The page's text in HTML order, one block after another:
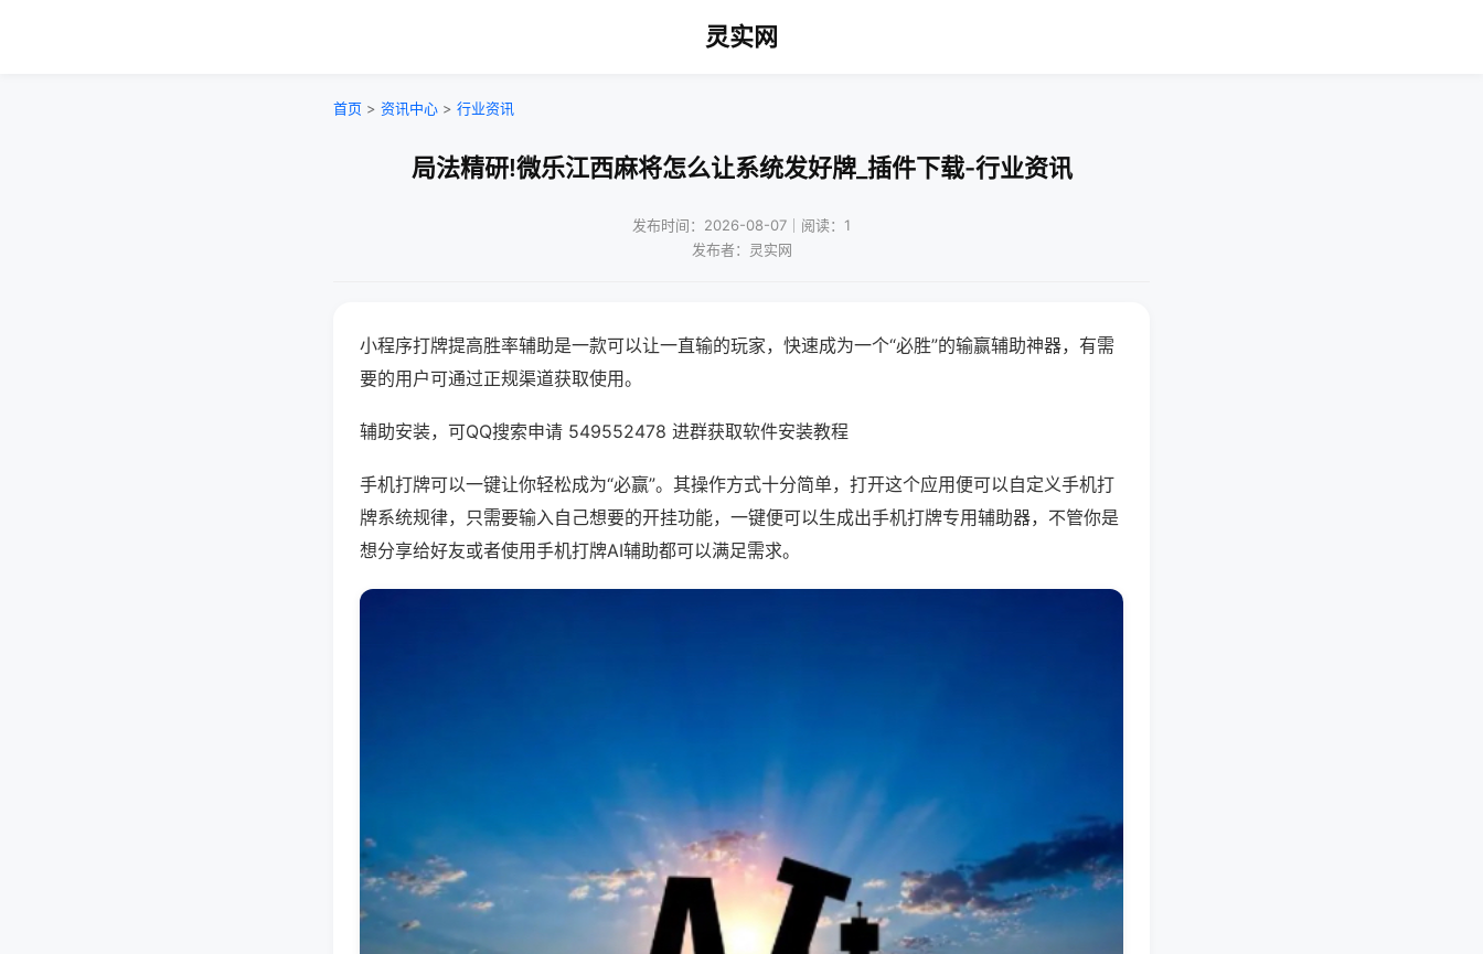
灵实网
首页 > 资讯中心 > 行业资讯
局法精研!微乐江西麻将怎么让系统发好牌_插件下载-行业资讯
发布时间：2026-08-07｜阅读：1
发布者：灵实网
小程序打牌提高胜率辅助是一款可以让一直输的玩家，快速成为一个“必胜”的输赢辅助神器，有需
要的用户可通过正规渠道获取使用。
辅助安装，可QQ搜索申请 549552478 进群获取软件安装教程
手机打牌可以一键让你轻松成为“必赢”。其操作方式十分简单，打开这个应用便可以自定义手机打
牌系统规律，只需要输入自己想要的开挂功能，一键便可以生成出手机打牌专用辅助器，不管你是
想分享给好友或者使用手机打牌AI辅助都可以满足需求。